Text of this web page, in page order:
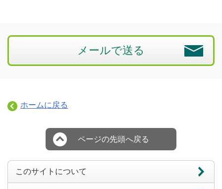
メールで送る
ホームに戻る
ページの先頭へ戻る
このサイトについて